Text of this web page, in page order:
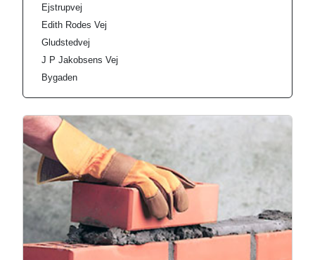
Ejstrupvej
Edith Rodes Vej
Gludstedvej
J P Jakobsens Vej
Bygaden